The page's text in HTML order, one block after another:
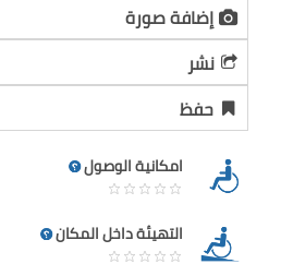
إضافة صورة
نشر
حفظ
امكانية الوصول
التهيئة داخل المكان